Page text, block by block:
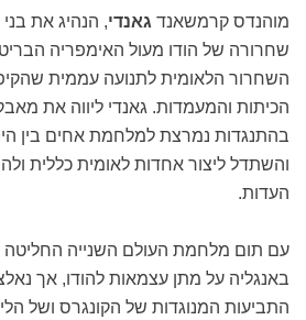
מוהנדס קרמשאנד גאנדי, הנהיג את
שחרורה של הודו מעול האימפריה
השחרור הלאומית לתנועה עממית
הכיתות והמעמדות. גאנדי ליווה את
בהתנגדות נמרצת למלחמת אחים בין
והשתדל ליצור אחדות לאומית כללית
העדות.
עם תום מלחמת העולם השנייה
באנגליה על מתן עצמאות להודו, אך
התביעות המנוגדות של הקונגרס ושל